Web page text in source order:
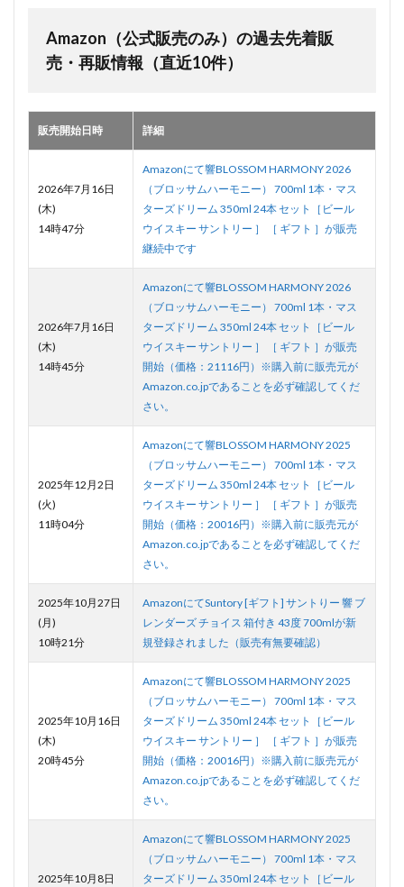
Amazon（公式販売のみ）の過去先着販
売・再販情報（直近10件）
販売開始日時 詳細
2026年7月16日
(木)
14時47分
Amazonにて響BLOSSOM HARMONY 2026
（ブロッサムハーモニー） 700ml 1本・マス
ターズドリーム 350ml 24本 セット［ビール
ウイスキー サントリー ］ ［ ギフト ］が販売
継続中です
2026年7月16日
(木)
14時45分
Amazonにて響BLOSSOM HARMONY 2026
（ブロッサムハーモニー） 700ml 1本・マス
ターズドリーム 350ml 24本 セット［ビール
ウイスキー サントリー ］ ［ ギフト ］が販売
開始（価格：21116円）※購入前に販売元が
Amazon.co.jpであることを必ず確認してくだ
さい。
2025年12月2日
(火)
11時04分
Amazonにて響BLOSSOM HARMONY 2025
（ブロッサムハーモニー） 700ml 1本・マス
ターズドリーム 350ml 24本 セット［ビール
ウイスキー サントリー ］ ［ ギフト ］が販売
開始（価格：20016円）※購入前に販売元が
Amazon.co.jpであることを必ず確認してくだ
さい。
2025年10月27日
(月)
10時21分
AmazonにてSuntory [ギフト] サントりー 響 ブ
レンダーズ チョイス 箱付き 43度 700mlが新
規登録されました（販売有無要確認）
2025年10月16日
(木)
20時45分
Amazonにて響BLOSSOM HARMONY 2025
（ブロッサムハーモニー） 700ml 1本・マス
ターズドリーム 350ml 24本 セット［ビール
ウイスキー サントリー ］ ［ ギフト ］が販売
開始（価格：20016円）※購入前に販売元が
Amazon.co.jpであることを必ず確認してくだ
さい。
2025年10月8日
Amazonにて響BLOSSOM HARMONY 2025
（ブロッサムハーモニー） 700ml 1本・マス
ターズドリーム 350ml 24本 セット［ビール